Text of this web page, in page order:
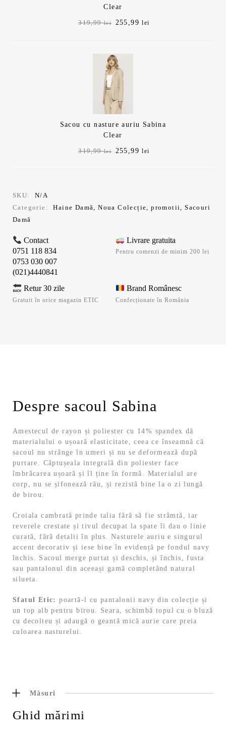
Clear
319,99lei
Prețul
fost:
319,99 lei.
255,99lei
Sacou cu nasture auriu Sabina
Clear
319,99lei
Prețul
255,99lei
SKU:
N/A
Categorie:
Haine Damă,Noua Colecție,promotii,Sacouri
Damă
Contact
0751 118 834
0753 030 007
(021)4440841
Livrare gratuita
Pentru comenzi de minim 200 lei
Retur 30 zile
Gratuit în orice magazin ETIC
Brand Românesc
Confecționate în România
Despre sacoul Sabina
Amestecul de rayon și poliester cu 14% spandex dă
materialului o ușoară elasticitate, ceea ce înseamnă că
sacoul nu strânge în umeri și nu se deformează după
purtare. Căptușeala integrală din poliester face
îmbrăcarea ușoară și îl ține în formă. Materialul are
corp, nu se șifonează rău, și rezistă bine la o zi lungă
de birou.
Croiala cambrată prinde talia fără să fie strâmtă, iar
reverele crestate și tivul decupat la spate îi dau o linie
curată, fără detalii în plus. Nasturele auriu e singurul
accent decorativ și iese bine în evidență pe fondul navy
închis. Sacoul merge purtat și deschis, și închis, fusta
sau pantalonul din aceeași gamă completând natural
silueta.
Sfatul Etic: poartă-l cu pantalonii navy din colecție și
un top alb pentru birou. Seara, schimbă topul cu o bluză
cu decolteu și adaugă o geantă mică aurie care preia
culoarea nasturelui.
Măsuri
Ghid mărimi